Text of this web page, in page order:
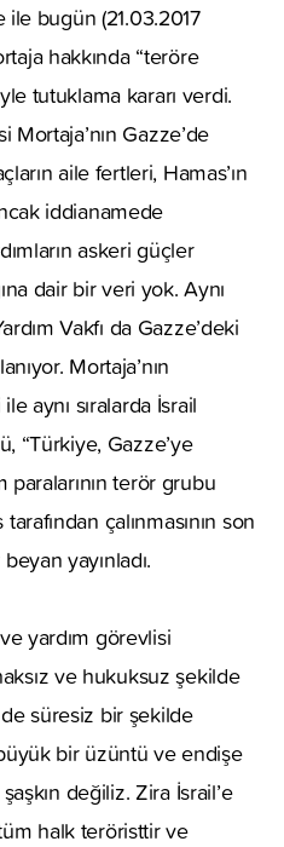
ile bugün (21.03.2017
hakkında “teröre
tutuklama kararı verdi.
Gazze’de
aile fertleri, Hamas’ın
iddianamede
askeri güçler
dair bir veri yok. Aynı
Vakfı da Gazze’deki
Mortaja’nın
aynı sıralarda İsrail
“Türkiye, Gazze’ye
paralarının terör grubu
çalınmasının son
yayınladı.
yardım görevlisi
ve hukuksuz şekilde
süresiz bir şekilde
bir üzüntü ve endişe
değiliz. Zira İsrail’e
halk teröristtir ve